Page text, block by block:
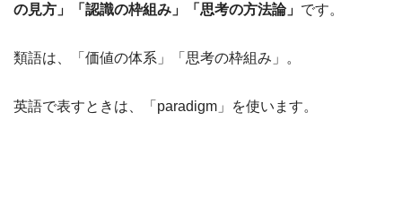
の見方」「認識の枠組み」「思考の方法論」 です。
類語は、「価値の体系」「思考の枠組み」。
英語で表すときは、「paradigm」を使います。